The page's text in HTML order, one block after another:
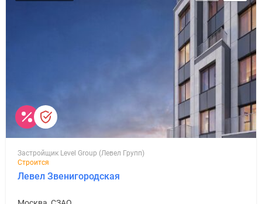
Застройщик Level Group (Левел Групп)
Строится
Левел Звенигородская